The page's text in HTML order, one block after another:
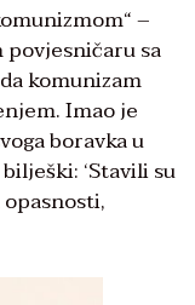
–
sa
komunizam
Imao je
boravka u
‘Stavili su